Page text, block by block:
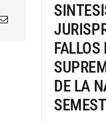
FALLOS
DE LA